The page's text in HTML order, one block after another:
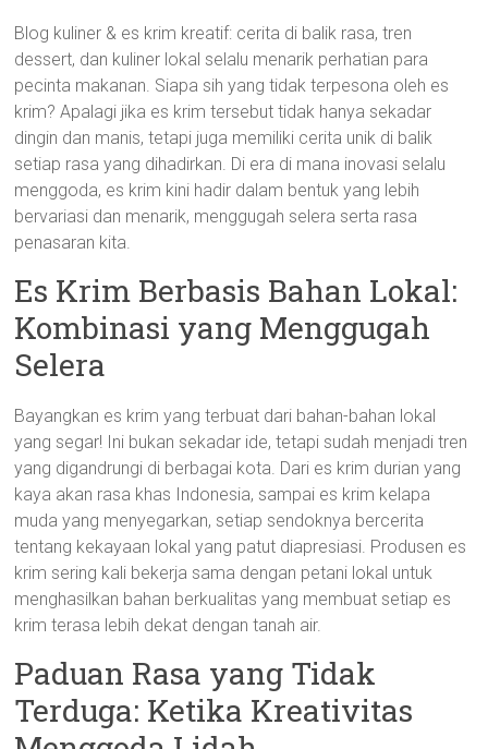
Blog kuliner & es krim kreatif: cerita di balik rasa, tren
dessert, dan kuliner lokal selalu menarik perhatian para
pecinta makanan. Siapa sih yang tidak terpesona oleh es
krim? Apalagi jika es krim tersebut tidak hanya sekadar
dingin dan manis, tetapi juga memiliki cerita unik di balik
setiap rasa yang dihadirkan. Di era di mana inovasi selalu
menggoda, es krim kini hadir dalam bentuk yang lebih
bervariasi dan menarik, menggugah selera serta rasa
penasaran kita.
Es Krim Berbasis Bahan Lokal:
Kombinasi yang Menggugah
Selera
Bayangkan es krim yang terbuat dari bahan-bahan lokal
yang segar! Ini bukan sekadar ide, tetapi sudah menjadi tren
yang digandrungi di berbagai kota. Dari es krim durian yang
kaya akan rasa khas Indonesia, sampai es krim kelapa
muda yang menyegarkan, setiap sendoknya bercerita
tentang kekayaan lokal yang patut diapresiasi. Produsen es
krim sering kali bekerja sama dengan petani lokal untuk
menghasilkan bahan berkualitas yang membuat setiap es
krim terasa lebih dekat dengan tanah air.
Paduan Rasa yang Tidak
Terduga: Ketika Kreativitas